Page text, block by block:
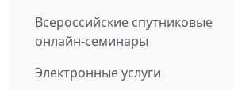
Всероссийские спутниковые
онлайн-семинары
Электронные услуги